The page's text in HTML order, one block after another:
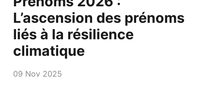
L’ascension des prénoms
liés à la résilience
climatique
09 Nov 2025